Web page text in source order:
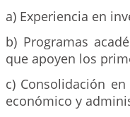
a) Experiencia en
b) Programas
que apoyen los
c) Consolidación
económico y